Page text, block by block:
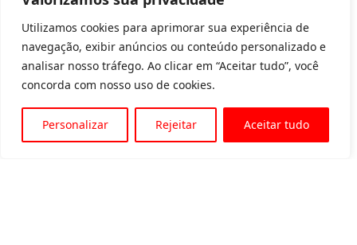
Utilizamos cookies para aprimorar sua experiência de
navegação, exibir anúncios ou conteúdo personalizado e
analisar nosso tráfego. Ao clicar em “Aceitar tudo”, você
concorda com nosso uso de cookies.
Personalizar Rejeitar Aceitar tudo